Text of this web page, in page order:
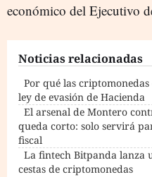
económico del Ejecutivo
Noticias relacionadas
Por qué las
ley de evasión de Hacienda
El arsenal de Montero
queda corto: solo servirá
fiscal
La fintech Bitpanda lanza
cestas de criptomonedas